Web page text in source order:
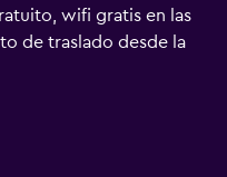
wifi gratis en las
de traslado desde la
incluyen una sauna,
Schweizerhof